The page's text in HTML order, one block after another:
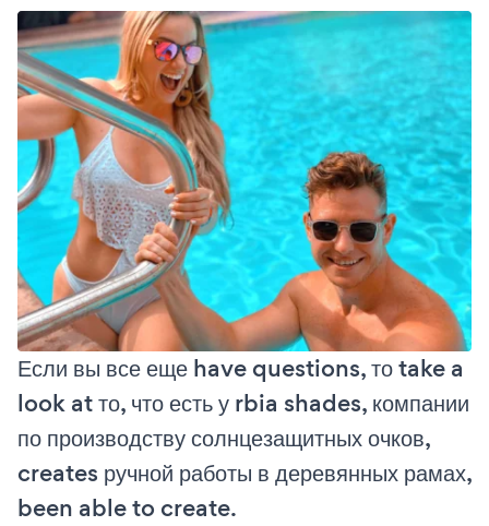
Если вы все еще have questions, то take a
look at то, что есть у rbia shades, компании
по производству солнцезащитных очков,
creates ручной работы в деревянных рамах,
been able to create.